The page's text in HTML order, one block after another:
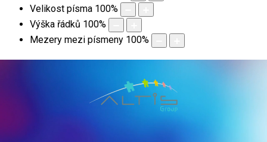
Velikost písma 100%
Výška řádků 100%
Mezery mezi písmeny 100%